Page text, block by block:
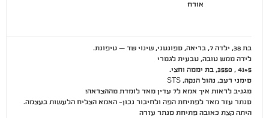
אורח
בת 38, ילדה 7, בריאה, ספונטני, שינוי שד – טיפונת.
לידה ממש טובה, טבעית לגמרי
41+5 , 3550, בת יממה וחצי.
סימני רעב, נהול הנקה, STS
מגניב לראות איך אמא ל7 עדין מאד לומדת מההצראה!
סנתר עזר מאד לפתיחת הפה ולחיבור נכון- האמא הצליח הלעשות בעצמה.
היתה קצת כאובה פתיחת סנתר עזרה